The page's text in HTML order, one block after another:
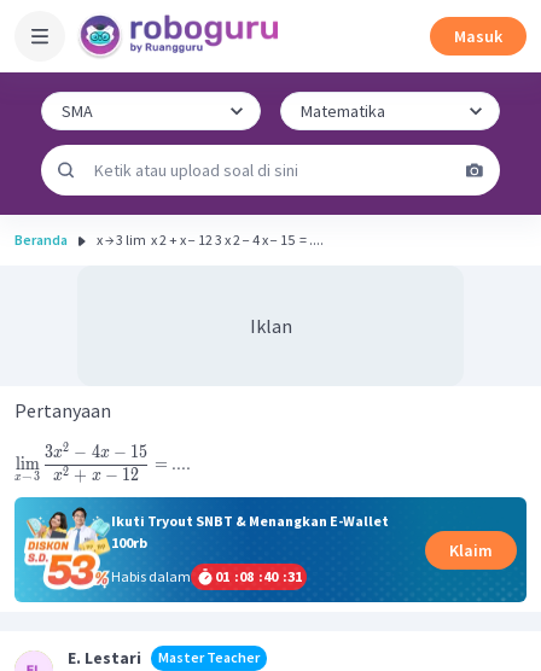
Masuk
Beranda x → 3 lim ​ x 2 + x − 12 3 x 2 − 4 x − 15 ​ = ....
Iklan
Pertanyaan
x→3
lim
x2 + x − 12
3x2 − 4x − 15
= ....
Ikuti Tryout SNBT & Menangkan E-Wallet
100rb
Habis dalam
01 :08 :40 :31
Klaim
E. Lestari
Master Teacher